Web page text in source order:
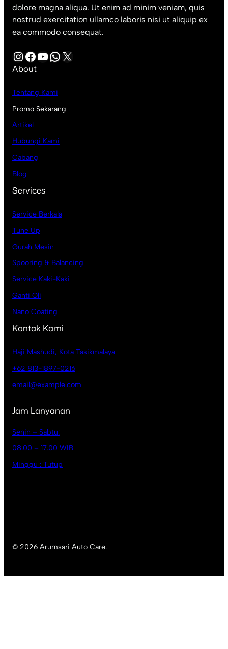
dolore magna aliqua. Ut enim ad minim veniam, quis
nostrud exercitation ullamco laboris nisi ut aliquip ex
ea commodo consequat.
InstagramFacebook YouTube WhatsApp X
About
Tentang Kami
Promo Sekarang
Artikel
Hubungi Kami
Cabang
Blog
Services
Service Berkala
Tune Up
Gurah Mesin
Spooring & Balancing
Service Kaki-Kaki
Ganti Oli
Nano Coating
Kontak Kami
Haji Mashudi, Kota Tasikmalaya
+62 813-1897-0216
email@example.com
Jam Lanyanan
Senin – Sabtu:
08.00 – 17.00 WIB
Minggu : Tutup
© 2026 Arumsari Auto Care.